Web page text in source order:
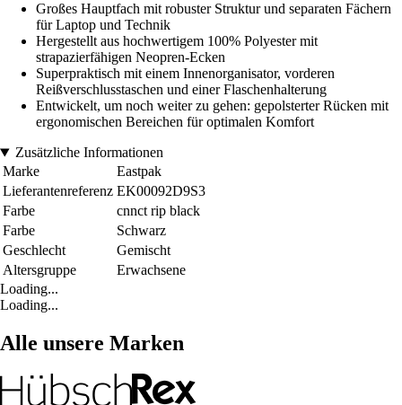
Großes Hauptfach mit robuster Struktur und separaten Fächern
für Laptop und Technik
Hergestellt aus hochwertigem 100% Polyester mit
strapazierfähigen Neopren-Ecken
Superpraktisch mit einem Innenorganisator, vorderen
Reißverschlusstaschen und einer Flaschenhalterung
Entwickelt, um noch weiter zu gehen: gepolsterter Rücken mit
ergonomischen Bereichen für optimalen Komfort
Zusätzliche Informationen
Marke
Eastpak
Lieferantenreferenz EK00092D9S3
Farbe
cnnct rip black
Farbe
Schwarz
Geschlecht
Gemischt
Altersgruppe
Erwachsene
Loading...
Loading...
Alle unsere Marken